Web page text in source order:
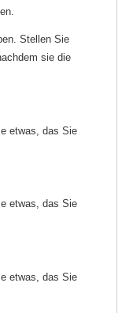
Stellen Sie
sie die
etwas, das Sie
etwas, das Sie
etwas, das Sie